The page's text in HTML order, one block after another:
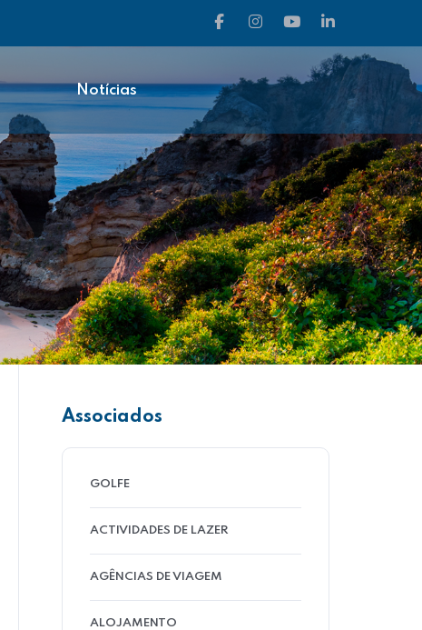
Notícias
Associados
GOLFE
ACTIVIDADES DE LAZER
AGÊNCIAS DE VIAGEM
ALOJAMENTO